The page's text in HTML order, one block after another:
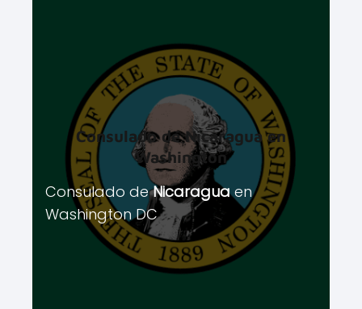
Consulado deNicaraguaen
Washington
Consulado deNicaraguaen
Washington DC